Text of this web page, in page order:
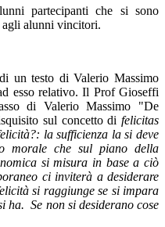
partecipanti che si sono
agli alunni vincitori.
un testo di Valerio Massimo
esso relativo. Il Prof Gioseffi
di Valerio Massimo "De
sul concetto di felicitas
la sufficienza la si deve
morale che sul piano della
si misura in base a ciò
ci inviterà a desiderare
si raggiunge se si impara
ha. Se non si desiderano cose